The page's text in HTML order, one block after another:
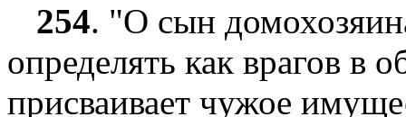
254. "О сын
определять как врагов в
присваивает чужое